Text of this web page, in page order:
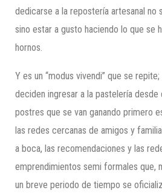
dedicarse a la repostería artesanal no
sino estar a gusto haciendo lo que se
hornos.
Y es un “modus vivendi” que se
deciden ingresar a la pastelería
postres que se van ganando primero
las redes cercanas de amigos y
a boca, las recomendaciones y las
emprendimientos semi formales que,
un breve periodo de tiempo se